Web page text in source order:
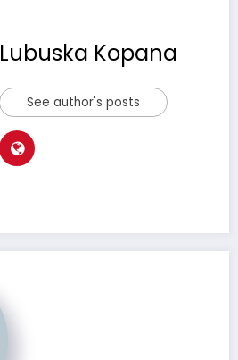
Lubuska Kopana
See author's posts